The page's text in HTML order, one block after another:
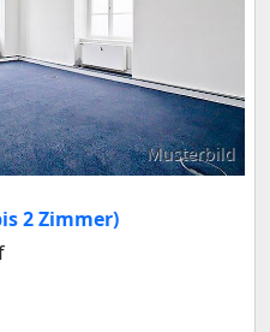
Musterbild
2 Zimmer)